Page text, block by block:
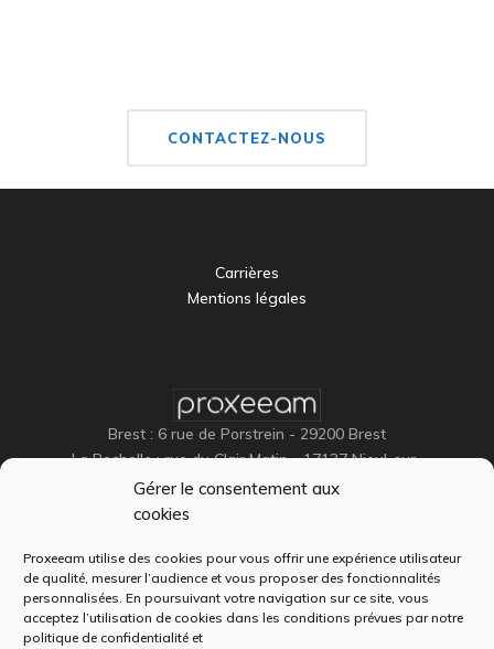
Gérer le consentement aux
cookies
Proxeeam utilise des cookies pour vous offrir une expérience utilisateur
de qualité, mesurer l’audience et vous proposer des fonctionnalités
personnalisées. En poursuivant votre navigation sur ce site, vous
acceptez l’utilisation de cookies dans les conditions prévues par notre
politique de confidentialité et
CONTACTEZ-NOUS
Carrières
Mentions légales
Brest : 6 rue de Porstrein - 29200 Brest
La Rochelle : rue du Clair Matin - 17137 Nieul-sur-
Mer
Paris (siège) : 47 rue Berger 75001 PARIS
+33 (0)2 98 46 46 44